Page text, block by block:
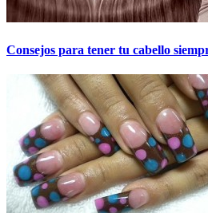
Consejos para tener tu cabello